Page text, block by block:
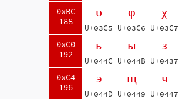
0xBC
188
0xC0
192
0xC4
196
υ
U+03C5
φ
U+03C6
χ
U+03C7
ь
U+044C
ы
U+044B
з
U+0437
э
U+044D
щ
U+0449
ч
U+0447